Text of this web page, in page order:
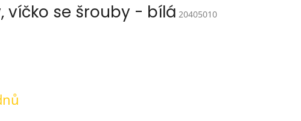
víčko se šrouby - bílá 20405010